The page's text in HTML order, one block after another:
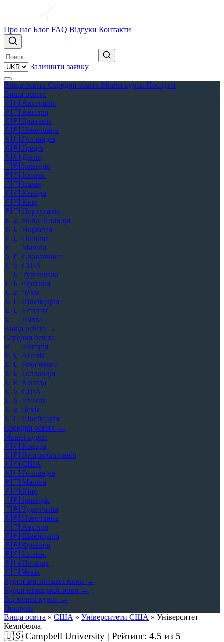
Про нас Блог FAQ Відгуки Контакти
Залишити заявку
Вища освіта Середня освіта Мовні курси Послуги
Вища освіта
🇦🇺 Австралія
🇦🇹 Австрія
🇬🇧 Британія
🇩🇪 Німеччина
🇳🇱 Голландія
🇬🇷 Греція
🇩🇰 Данія
🇮🇪 Ірландія
🇪🇸 Іспанія
🇮🇹 Італія
🇨🇦 Канада
🇨🇾 Кіпр
🇵🇹 Португалія
🇳🇿 Нова Зеландія
🇳🇴 Норвегія
🇵🇱 Польща
🇲🇹 Мальта
🇸🇰 Словаччина
🇺🇸 США
🇹🇷 Туреччина
🇫🇷 Франція
🇨🇿 Чехія
🇨🇭 Швейцарія
🇪🇪 Естонія
🇱🇹 Литва
Вища освіта →
Середня освіта
🇦🇹 Австрія
🇬🇧 Англія
🇩🇪 Німеччина
🇳🇱 Голландія
🇨🇦 Канада
🇺🇸 США
🇪🇸 Іспанія
🇨🇿 Чехія
🇨🇭 Швейцарія
Середня освіта →
Мовні курси
🇨🇦 Канада
🇬🇧 Великобританія
🇺🇸 США
🇳🇱 Голландія
🇲🇹 Мальта
🇨🇾 Кіпр
🇮🇪 Ірландія
🇹🇷 Туреччина
🇩🇪 Німеччина
🇦🇹 Австрія
🇨🇭 Швейцарія
🇫🇷 Франція
🇪🇸 Іспанія
🇵🇱 Польща
🇨🇿 Чехія
Курси англійської мови →
Курси німецької мови →
Всі мовні курси →
Послуги
Вища освіта » США » Університети США » Університет
Кемпбелла
🇺🇸Campbell University | Рейтинг: 4.5 из 5